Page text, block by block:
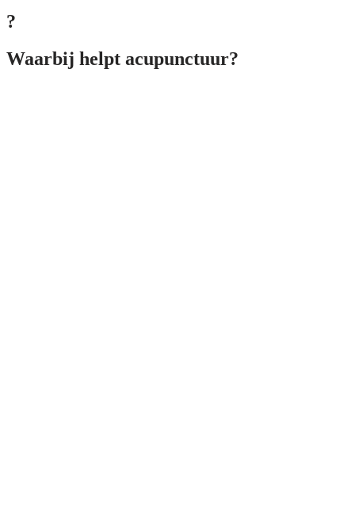
?
Waarbij helpt acupunctuur?